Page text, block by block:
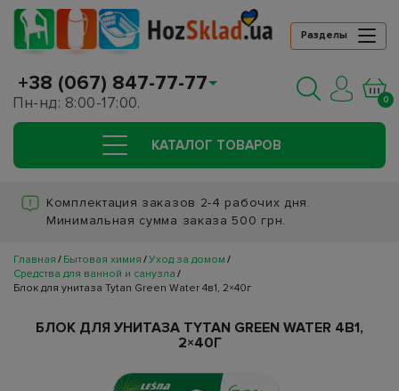
Разделы
+38 (067) 847-77-77
Пн-нд: 8:00-17:00. 0
КАТАЛОГ ТОВАРОВ
Комплектация заказов 2-4 рабочих дня.
Минимальная сумма заказа 500 грн.
Главная Бытовая химия Уход за домом
Средства для ванной и санузла
Блок для унитаза Tytan Green Water 4в1, 2×40г
БЛОК ДЛЯ УНИТАЗА TYTAN GREEN WATER 4В1,
2×40Г